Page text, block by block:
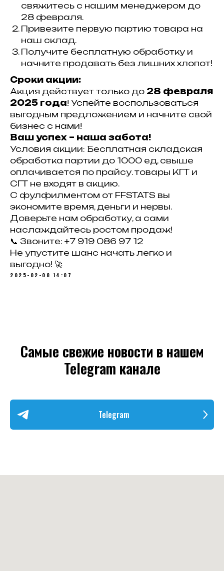
свяжитесь с нашим менеджером до
28 февраля.
Привезите первую партию товара на
наш склад.
Получите бесплатную обработку и
начните продавать без лишних хлопот!
Сроки акции:
Акция действует только до 28 февраля
2025 года! Успейте воспользоваться
выгодным предложением и начните свой
бизнес с нами!
Ваш успех – наша забота!
Условия акции: Бесплатная складская
обработка партии до 1000 ед, свыше
оплачивается по прайсу. товары КГТ и
СГТ не входят в акцию.
С фулфилментом от FFSTATS вы
экономите время, деньги и нервы.
Доверьте нам обработку, а сами
наслаждайтесь ростом продаж!
📞 Звоните: +7 919 086 97 12
Не упустите шанс начать легко и
выгодно! 🚀
2025-02-08 14:07
Самые свежие новости в нашем
Telegram канале
Telegram